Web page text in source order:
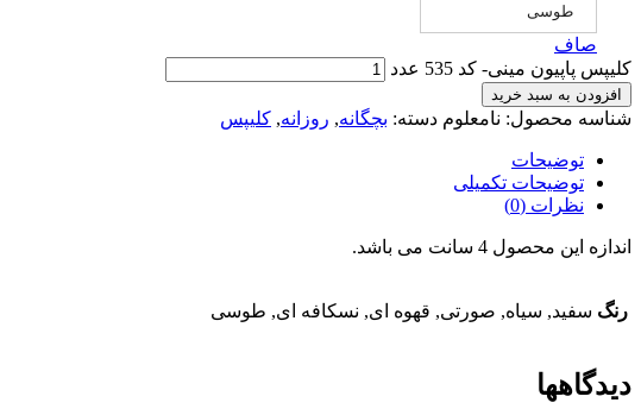
طوسی
صاف
کلیپس پاپیون مینی- کد 535 عدد
افزودن به سبد خرید
شناسه محصول: نامعلوم دسته: بچگانه, روزانه, کلیپس
توضیحات
توضیحات تکمیلی
نظرات (0)
اندازه این محصول 4 سانت می باشد.
رنگ سفید, سیاه, صورتی, قهوه ای, نسکافه ای, طوسی
دیدگاهها